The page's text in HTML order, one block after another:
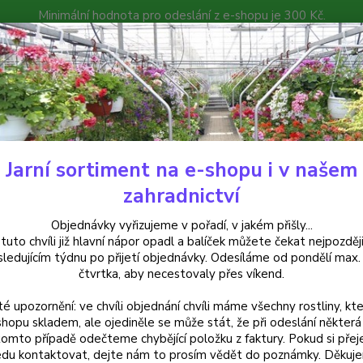
Minimální hodnota pro odeslání z e-shopu je 300 Kč.
můžete čekat nejpozději v následujícím týdnu po přijetí
Poradna Kontakty
Hledat
Fuchsie Fuchsia Jollies La Grande Limousin - cena na prodejně
Jollies La Grande Limousin
terasu
Jarní sortiment na e-shopu i v našem
zahradnictví
Objednávky vyřizujeme v pořadí, v jakém přišly...
chvíli již hlavní nápor opadl a balíček můžete čekat
týdnu po přijetí objednávky. Odesíláme od pondělí
čtvrtka, aby necestovaly přes víkend.
upozornění: ve chvíli objednání chvíli máme všechny rostliny,
skladem, ale ojediněle se může stát, že při odeslání některá
případě odečteme chybějící položku z faktury. Pokud si
kontaktovat, dejte nám to prosím vědět do poznámky.